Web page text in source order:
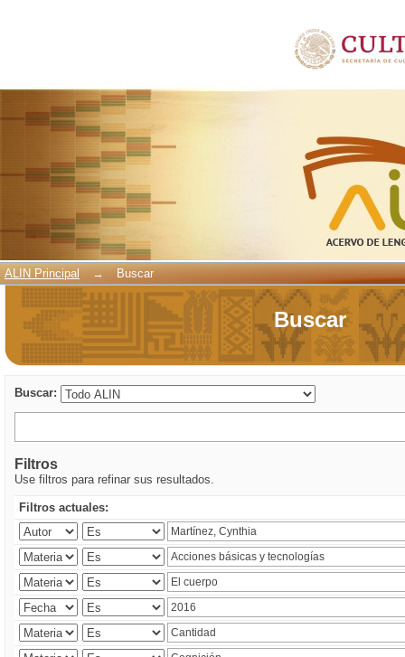
ALIN Principal → Buscar
Buscar
Buscar:
Filtros
Use filtros para refinar sus resultados.
Filtros actuales: